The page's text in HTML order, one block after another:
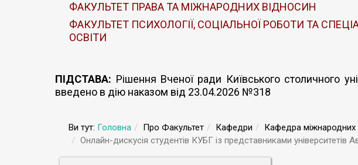
ФАКУЛЬТЕТ ПРАВА ТА МІЖНАРОДНИХ ВІДНОСИН
ФАКУЛЬТЕТ ПСИХОЛОГІЇ, СОЦІАЛЬНОЇ РОБОТИ ТА
ОСВІТИ
ПІДСТАВА: Рішення Вченої ради Київського столичного
введено в дію наказом від 23.04.2026 №318
Ви тут: Головна Про Факультет Кафедри Кафедра міжнародних
Онлайн-дискусія студентів КУБГ із представниками